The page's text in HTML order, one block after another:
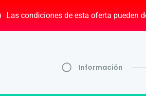
Las condiciones de esta oferta pueden
Información